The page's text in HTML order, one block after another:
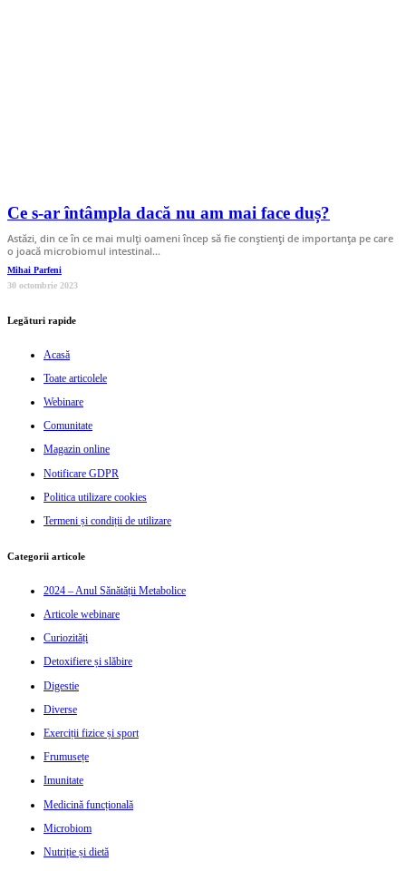
Ce s-ar întâmpla dacă nu am mai face duș?
Astăzi, din ce în ce mai mulți oameni încep să fie conștienți de importanța pe care
o joacă microbiomul intestinal…
Mihai Parfeni
30 octombrie 2023
Legături rapide
Acasă
Toate articolele
Webinare
Comunitate
Magazin online
Notificare GDPR
Politica utilizare cookies
Termeni și condiții de utilizare
Categorii articole
2024 – Anul Sănătății Metabolice
Articole webinare
Curiozități
Detoxifiere și slăbire
Digestie
Diverse
Exerciții fizice și sport
Frumusețe
Imunitate
Medicină funcțională
Microbiom
Nutriție și dietă